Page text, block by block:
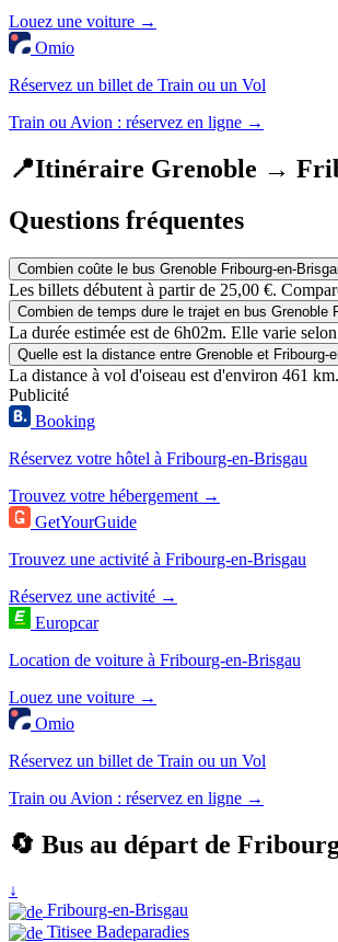
Louez une voiture →
Omio
Réservez un billet de Train ou un Vol
Train ou Avion : réservez en ligne →
📍Itinéraire Grenoble →
Questions fréquentes
Combien coûte le bus Grenoble Fribourg-en-
Les billets débutent à partir de 25,00 €.
Combien de temps dure le trajet en bus Grenoble
La durée estimée est de 6h02m. Elle varie
Quelle est la distance entre Grenoble et Fribourg-
La distance à vol d'oiseau est d'environ 461 km.
Publicité
Booking
Réservez votre hôtel à Fribourg-en-Brisgau
Trouvez votre hébergement →
GetYourGuide
Trouvez une activité à Fribourg-en-Brisgau
Réservez une activité →
Europcar
Location de voiture à Fribourg-en-Brisgau
Louez une voiture →
Omio
Réservez un billet de Train ou un Vol
Train ou Avion : réservez en ligne →
🔄 Bus au départ de
↓
Fribourg-en-Brisgau
Titisee Badeparadies